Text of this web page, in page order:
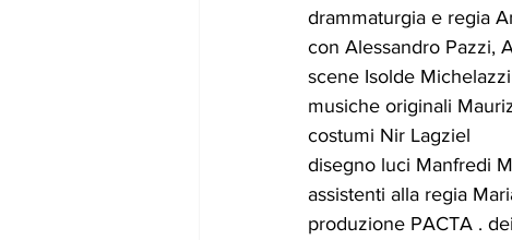
drammaturgia e regia
con Alessandro Pazzi,
scene Isolde Michelazzi
musiche originali
costumi Nir Lagziel
disegno luci Manfredi
assistenti alla regia
produzione PACTA .